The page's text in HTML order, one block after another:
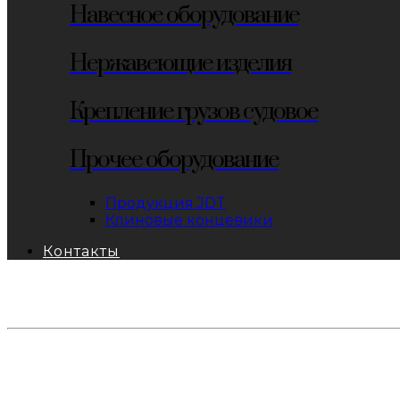
Навесное оборудование
Нержавеющие изделия
Крепление грузов судовое
Прочее оборудование
Продукция JDT
Клиновые концевики
Контакты